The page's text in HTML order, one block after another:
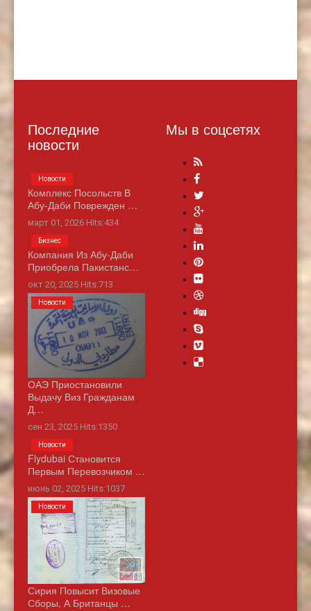
Последние
новости
Комплекс Посольств В
Абу-Даби Поврежден …
март 01, 2026 Hits:434
Новости
Компания Из Абу-Даби
Приобрела Пакистанс…
окт 20, 2025 Hits:713
Бизнес
ОАЭ Приостановили
Выдачу Виз Гражданам
Д…
сен 23, 2025 Hits:1350
Новости
Flydubai Становится
Первым Перевозчиком …
июнь 02, 2025 Hits:1037
Новости
Сирия Повысит Визовые
Сборы, А Британцы …
Новости
Мы в соцсетях